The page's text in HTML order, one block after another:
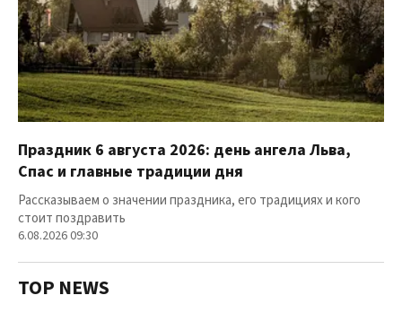
Праздник 6 августа 2026: день ангела Льва,
Спас и главные традиции дня
Рассказываем о значении праздника, его традициях и кого
стоит поздравить
6.08.2026 09:30
TOP NEWS